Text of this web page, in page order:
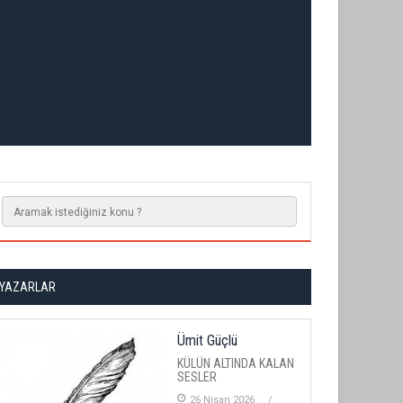
Ümit Güçlü
KÜLÜN ALTINDA KALAN
SESLER
26 Nisan 2026